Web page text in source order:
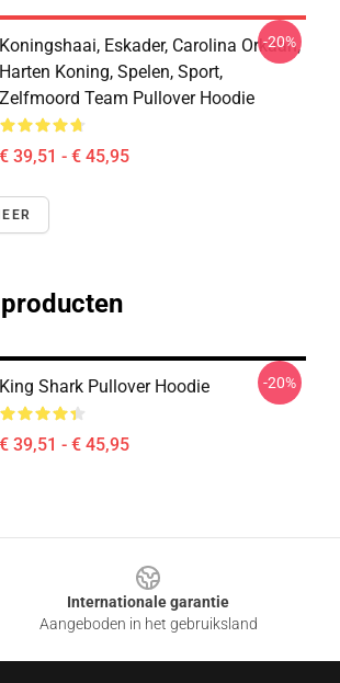
Koningshaai, Eskader, Carolina Orkaan,
Harten Koning, Spelen, Sport,
Zelfmoord Team Pullover Hoodie
€ 39,51 - € 45,95
-20%
King Shark Pullover Hoodie
€ 39,51 - € 45,95
-20%
Internationale garantie
Aangeboden in het gebruiksland